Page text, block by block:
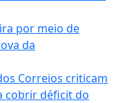
por meio de
da
Correios criticam
cobrir déficit do